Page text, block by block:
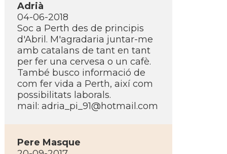
Adrià
04-06-2018
Soc a Perth des de principis
d'Abril. M'agradaria juntar-me
amb catalans de tant en tant
per fer una cervesa o un cafè.
També busco informació de
com fer vida a Perth, així­ com
possibilitats laborals.
mail: adria_pi_91@hotmail.com
Pere Masque